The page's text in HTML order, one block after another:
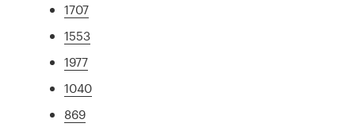
1707
1553
1977
1040
869